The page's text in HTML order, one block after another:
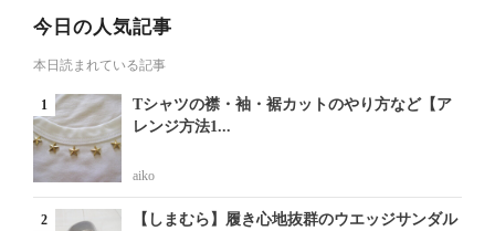
今日の人気記事
本日読まれている記事
Tシャツの襟・袖・裾カットのやり方など【ア
レンジ方法1...
aiko
【しまむら】履き心地抜群のウエッジサンダル